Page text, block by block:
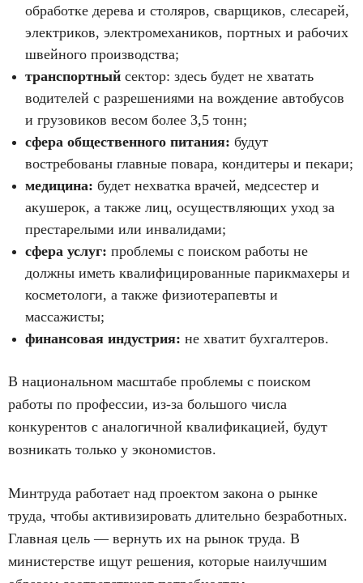
обработке дерева и столяров, сварщиков, слесарей,
электриков, электромехаников, портных и рабочих
швейного производства;
транспортный сектор: здесь будет не хватать
водителей с разрешениями на вождение автобусов
и грузовиков весом более 3,5 тонн;
сфера общественного питания: будут
востребованы главные повара, кондитеры и пекари;
медицина: будет нехватка врачей, медсестер и
акушерок, а также лиц, осуществляющих уход за
престарелыми или инвалидами;
сфера услуг: проблемы с поиском работы не
должны иметь квалифицированные парикмахеры и
косметологи, а также физиотерапевты и
массажисты;
финансовая индустрия: не хватит бухгалтеров.
В национальном масштабе проблемы с поиском
работы по профессии, из-за большого числа
конкурентов с аналогичной квалификацией, будут
возникать только у экономистов.
Минтруда работает над проектом закона о рынке
труда, чтобы активизировать длительно безработных.
Главная цель — вернуть их на рынок труда. В
министерстве ищут решения, которые наилучшим